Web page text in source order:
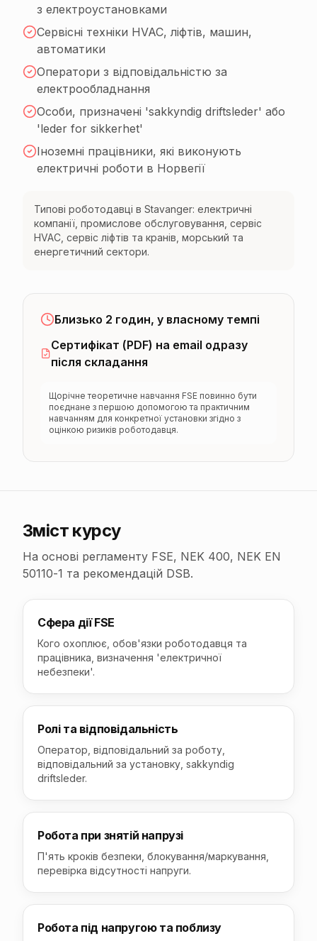
з електроустановками
Сервісні техніки HVAC, ліфтів, машин,
автоматики
Оператори з відповідальністю за
електрообладнання
Особи, призначені 'sakkyndig driftsleder' або
'leder for sikkerhet'
Іноземні працівники, які виконують
електричні роботи в Норвегії
Типові роботодавці в Stavanger: електричні
компанії, промислове обслуговування, сервіс
HVAC, сервіс ліфтів та кранів, морський та
енергетичний сектори.
Близько 2 годин, у власному темпі
Сертифікат (PDF) на email одразу
після складання
Щорічне теоретичне навчання FSE повинно бути
поєднане з першою допомогою та практичним
навчанням для конкретної установки згідно з
оцінкою ризиків роботодавця.
Зміст курсу
На основі регламенту FSE, NEK 400, NEK EN
50110-1 та рекомендацій DSB.
Сфера дії FSE
Кого охоплює, обов'язки роботодавця та
працівника, визначення 'електричної
небезпеки'.
Ролі та відповідальність
Оператор, відповідальний за роботу,
відповідальний за установку, sakkyndig
driftsleder.
Робота при знятій напрузі
П'ять кроків безпеки, блокування/маркування,
перевірка відсутності напруги.
Робота під напругою та поблизу